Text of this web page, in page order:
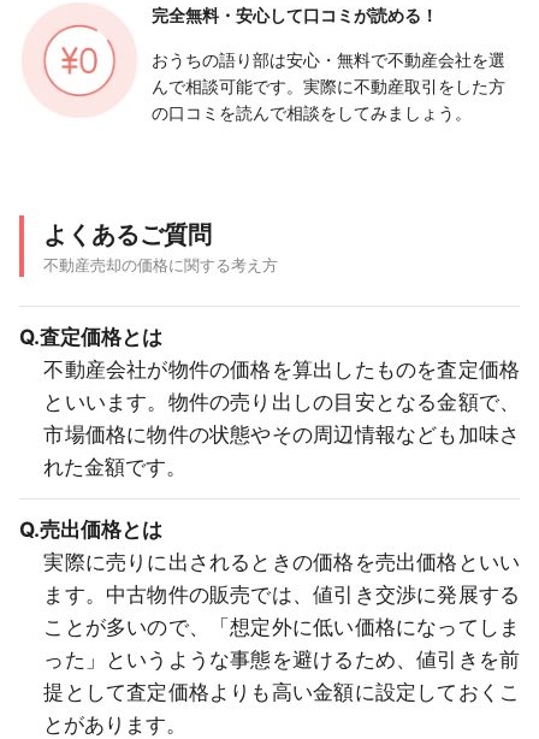
完全無料・安心して口コミが読める！
おうちの語り部は安心・無料で不動産会社を選
んで相談可能です。実際に不動産取引をした方
の口コミを読んで相談をしてみましょう。
よくあるご質問
不動産売却の価格に関する考え方
Q.査定価格とは
不動産会社が物件の価格を算出したものを査定価格
といいます。物件の売り出しの目安となる金額で、
市場価格に物件の状態やその周辺情報なども加味さ
れた金額です。
Q.売出価格とは
実際に売りに出されるときの価格を売出価格といい
ます。中古物件の販売では、値引き交渉に発展する
ことが多いので、「想定外に低い価格になってしま
った」というような事態を避けるため、値引きを前
提として査定価格よりも高い金額に設定しておくこ
とがあります。